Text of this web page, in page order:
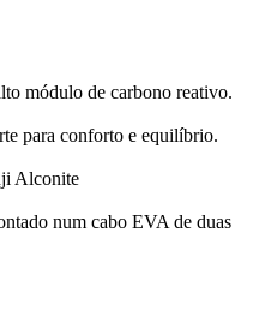
módulo de carbono reativo.
para conforto e equilíbrio.
Alconite
num cabo EVA de duas